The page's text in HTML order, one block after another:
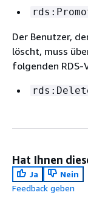
Der Benutzer,
löscht, muss
folgenden RDS-
Hat Ihnen
Ja
Nein
Feedback geben